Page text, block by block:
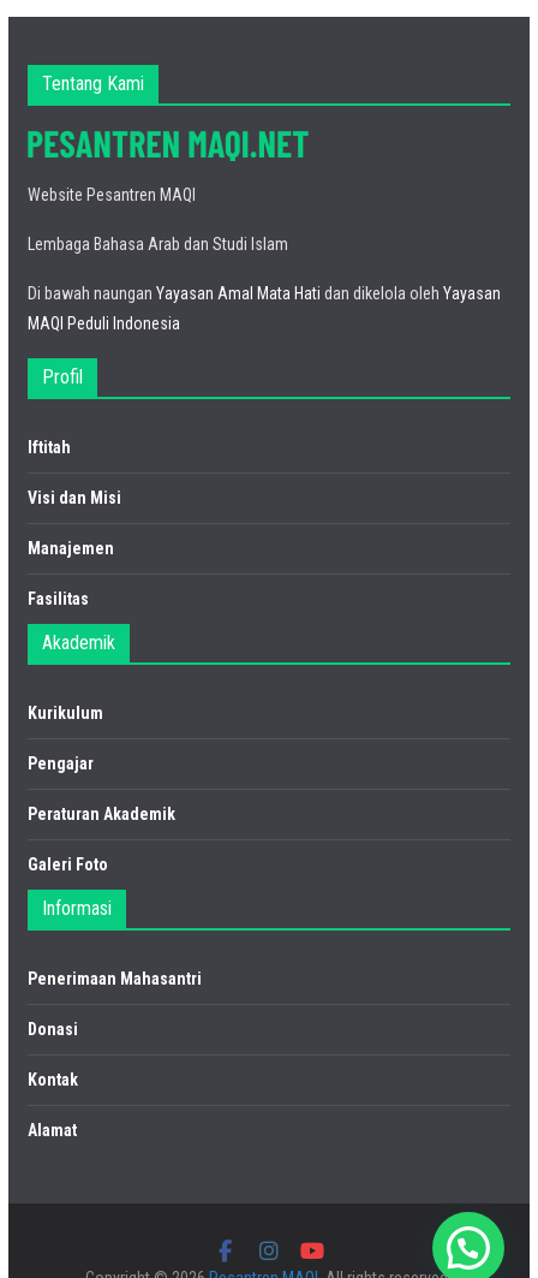
Tentang Kami
Website Pesantren MAQI
Lembaga Bahasa Arab dan Studi Islam
Di bawah naungan Yayasan Amal Mata Hati dan dikelola oleh Yayasan
MAQI Peduli Indonesia
Profil
Iftitah
Visi dan Misi
Manajemen
Fasilitas
Akademik
Kurikulum
Pengajar
Peraturan Akademik
Galeri Foto
Informasi
Penerimaan Mahasantri
Donasi
Kontak
Alamat